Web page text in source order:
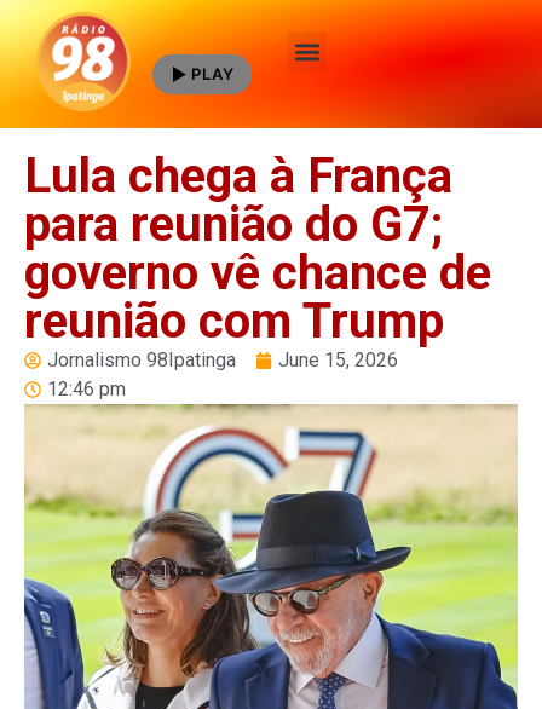
PLAY
Lula chega à França
para reunião do G7;
governo vê chance de
reunião com Trump
Jornalismo 98Ipatinga
June 15, 2026
12:46 pm